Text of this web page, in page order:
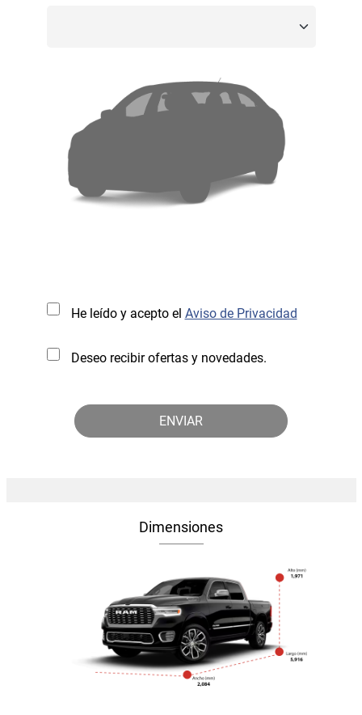
He leído y acepto el Aviso de Privacidad
Deseo recibir ofertas y novedades.
Dimensiones